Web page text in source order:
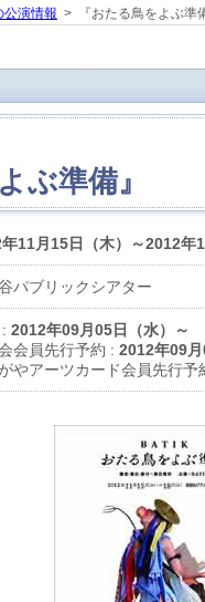
公演情報 > 『おたる鳥をよぶ準
ぶ準備』
11月15日（木）～2012年
パブリックシアター
2012年09月05日（水）～
会員先行予約 : 2012年09
やアーツカード会員先行